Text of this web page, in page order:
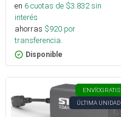
en 6cuotas de $3.832sin
interés
ahorras $920 por
transferencia.
Disponible
ENVÍOGRATIS
ÚLTIMA UNIDAD